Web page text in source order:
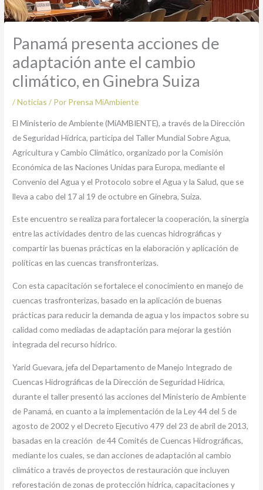
Panamá presenta acciones de
adaptación ante el cambio
climático, en Ginebra Suiza
/Noticias / Por Prensa MiAmbiente
El Ministerio de Ambiente (MiAMBIENTE), a través de la Dirección
de Seguridad Hídrica, participa del Taller Mundial Sobre Agua,
Agricultura y Cambio Climático, organizado por la Comisión
Económica de las Naciones Unidas para Europa, mediante el
Convenio del Agua y el Protocolo sobre el Agua y la Salud, que se
lleva a cabo del 17 al 19 de octubre en Ginebra, Suiza.
Este encuentro se realiza para fortalecer la cooperación, la sinergia
entre las actividades dentro de las cuencas hidrográficas y
compartir las buenas prácticas en la elaboración y aplicación de
políticas en las cuencas transfronterizas.
Con esta capacitación se fortalece el conocimiento en manejo de
cuencas trasfronterizas, basado en la aplicación de buenas
prácticas para reducir la demanda de agua y los impactos sobre su
calidad como mediadas de adaptación para mejorar la gestión
integrada del recurso hídrico.
Yarid Guevara, jefa del Departamento de Manejo Integrado de
Cuencas Hidrográficas de la Dirección de Seguridad Hídrica,
durante el taller presentó las acciones del Ministerio de Ambiente
de Panamá, en cuanto a la implementación de la Ley 44 del 5 de
agosto de 2002 y el Decreto Ejecutivo 479 del 23 de abril de 2013,
basadas en la creación de 44 Comités de Cuencas Hidrográficas,
mediante los cuales, se dan acciones de adaptación al cambio
climático a través de proyectos de restauración que incluyen
reforestación de zonas de protección hídrica, capacitaciones y